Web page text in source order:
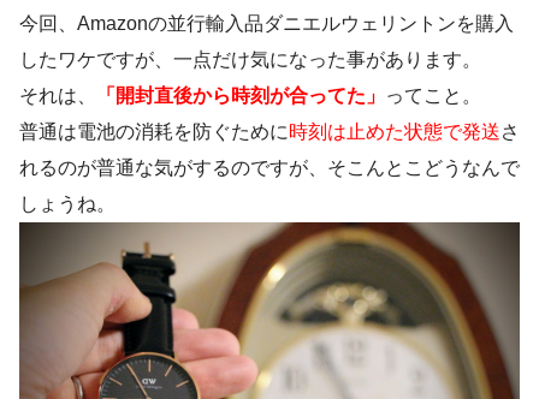
今回、Amazonの並行輸入品ダニエルウェリントンを購入
したワケですが、一点だけ気になった事があります。
それは、
「開封直後から時刻が合ってた」 ってこと。
普通は電池の消耗を防ぐために時刻は止めた状態で発送さ
れるのが普通な気がするのですが、そこんとこどうなんで
しょうね。